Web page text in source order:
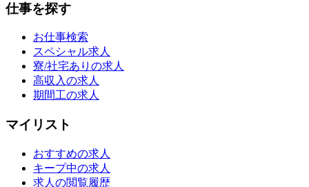
仕事を探す
お仕事検索
スペシャル求人
寮/社宅ありの求人
高収入の求人
期間工の求人
マイリスト
おすすめの求人
キープ中の求人
求人の閲覧履歴